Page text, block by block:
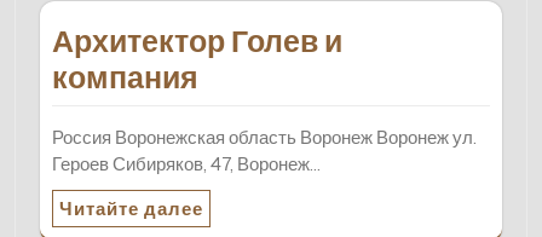
Архитектор Голев и
компания
Россия Воронежская область Воронеж Воронеж ул.
Героев Сибиряков, 47, Воронеж…
Читайте далее